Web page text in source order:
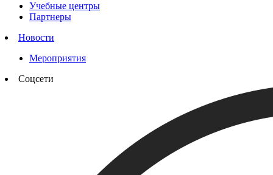
Учебные центры
Партнеры
Новости
Мероприятия
Соцсети